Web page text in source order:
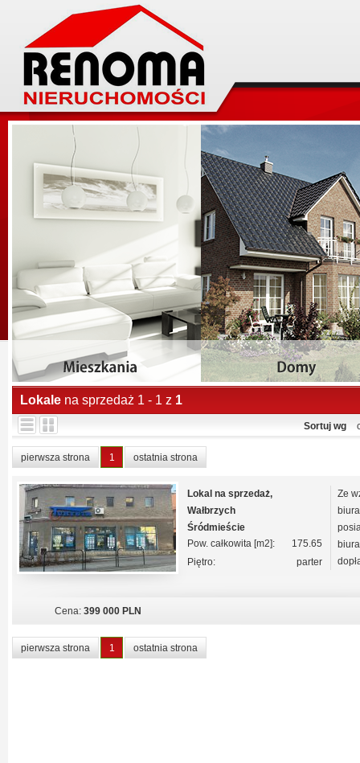
Lokale na sprzedaż 1 - 1 z 1
Sortuj wg
pierwsza strona 1 ostatnia strona
Lokal na sprzedaż,
Wałbrzych
Śródmieście
Pow. całkowita [m2]:
175.65
Piętro:
parter
Ze
Cena: 399 000 PLN
pierwsza strona 1 ostatnia strona